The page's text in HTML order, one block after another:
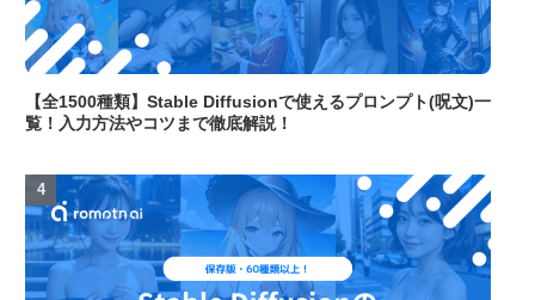
【全1500種類】Stable Diffusionで使えるプロンプト(呪文)一
覧！入力方法やコツまで徹底解説！